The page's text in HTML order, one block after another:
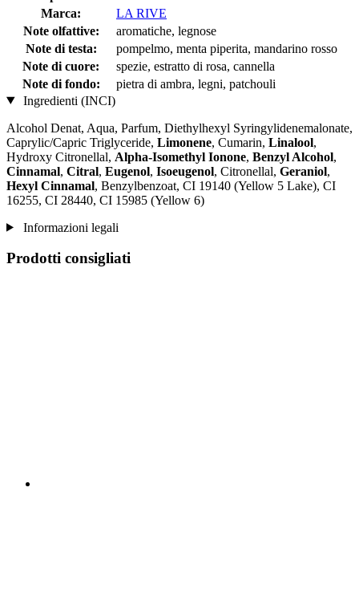
Marca:
LA RIVE
Note olfattive:
aromatiche, legnose
Note di testa:
pompelmo, menta piperita, mandarino rosso
Note di cuore:
spezie, estratto di rosa, cannella
Note di fondo:
pietra di ambra, legni, patchouli
Ingredienti (INCI)
Alcohol Denat, Aqua, Parfum, Diethylhexyl Syringylidenemalonate,
Caprylic/Capric Triglyceride, Limonene, Cumarin, Linalool,
Hydroxy Citronellal, Alpha-Isomethyl Ionone, Benzyl Alcohol,
Cinnamal, Citral, Eugenol, Isoeugenol, Citronellal, Geraniol,
Hexyl Cinnamal, Benzylbenzoat, CI 19140 (Yellow 5 Lake), CI
16255, CI 28440, CI 15985 (Yellow 6)
Informazioni legali
Prodotti consigliati